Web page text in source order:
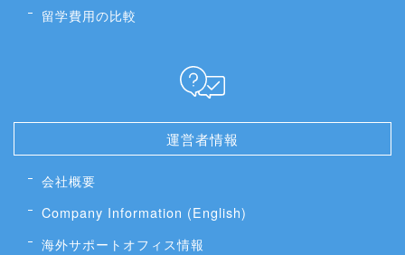
留学費用の比較
運営者情報
会社概要
Company Information (English)
海外サポートオフィス情報